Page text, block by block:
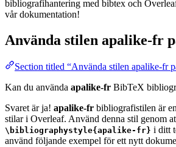
bibliografihantering med bibtex och
vår dokumentation!
Använda stilen apalike-fr
Section titled “Använda stilen apalike-fr
Kan du använda apalike-fr BibTeX
Svaret är ja! apalike-fr bibliografistilen är
stilar i Overleaf. Använd denna stil genom
\bibliographystyle{apalike-fr} i ditt
använd följande exempel för ett nytt